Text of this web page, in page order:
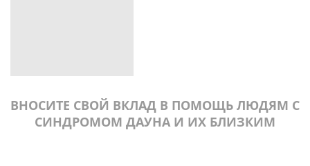
ВНОСИТЕ СВОЙ ВКЛАД В ПОМОЩЬ ЛЮДЯМ С
СИНДРОМОМ ДАУНА И ИХ БЛИЗКИМ